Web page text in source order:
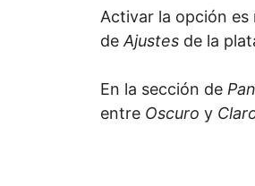
Activar la opción es
de Ajustes de la
En la sección de
entre Oscuro y